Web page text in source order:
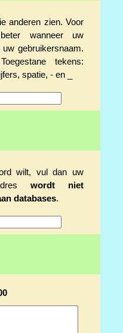
anderen zien. Voor
wanneer uw
gebruikersnaam.
tekens:
spatie, - en _
wilt, vul dan uw
wordt niet
databases.